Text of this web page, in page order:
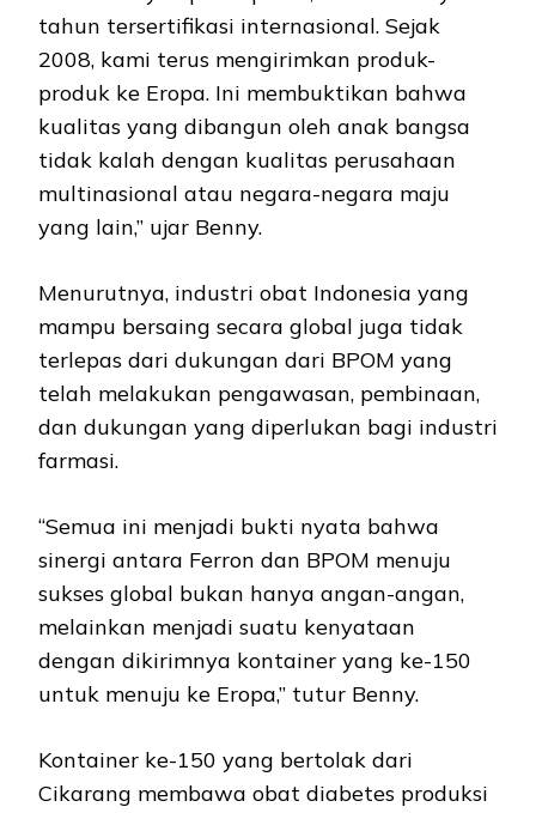
tahun tersertifikasi internasional. Sejak
2008, kami terus mengirimkan produk-
produk ke Eropa. Ini membuktikan bahwa
kualitas yang dibangun oleh anak bangsa
tidak kalah dengan kualitas perusahaan
multinasional atau negara-negara maju
yang lain,” ujar Benny.
Menurutnya, industri obat Indonesia yang
mampu bersaing secara global juga tidak
terlepas dari dukungan dari BPOM yang
telah melakukan pengawasan, pembinaan,
dan dukungan yang diperlukan bagi industri
farmasi.
“Semua ini menjadi bukti nyata bahwa
sinergi antara Ferron dan BPOM menuju
sukses global bukan hanya angan-angan,
melainkan menjadi suatu kenyataan
dengan dikirimnya kontainer yang ke-150
untuk menuju ke Eropa,” tutur Benny.
Kontainer ke-150 yang bertolak dari
Cikarang membawa obat diabetes produksi